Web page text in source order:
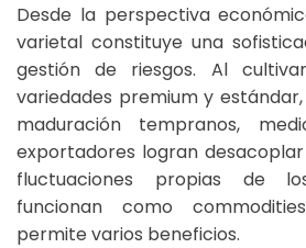
Desde la perspectiva
varietal constituye una
gestión de riesgos. Al
variedades premium y
maduración tempranos,
exportadores logran
fluctuaciones propias de
funcionan como
permite varios beneficios.